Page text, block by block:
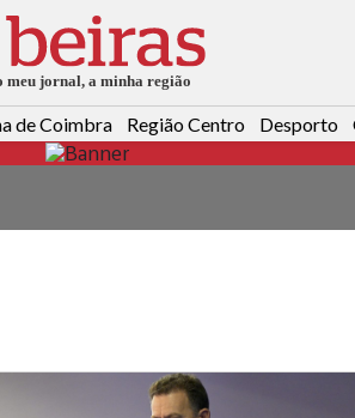
de Coimbra Região Centro Desporto